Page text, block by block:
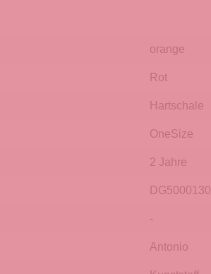
orange
Rot
Hartschale
OneSize
2 Jahre
DG5000130
-
Antonio